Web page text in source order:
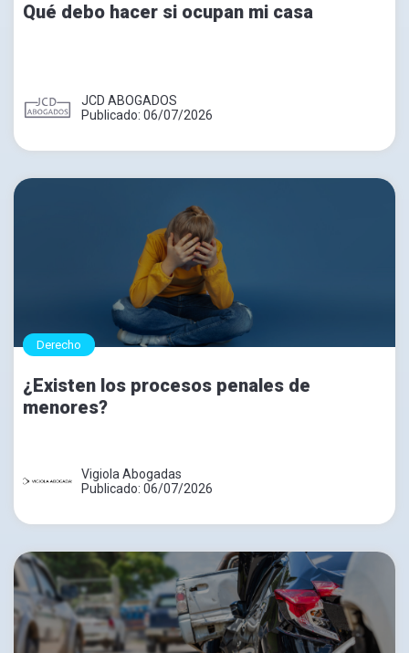
Qué debo hacer si ocupan mi casa
JCD ABOGADOS
Publicado: 06/07/2026
Derecho
¿Existen los procesos penales de
menores?
Vigiola Abogadas
Publicado: 06/07/2026